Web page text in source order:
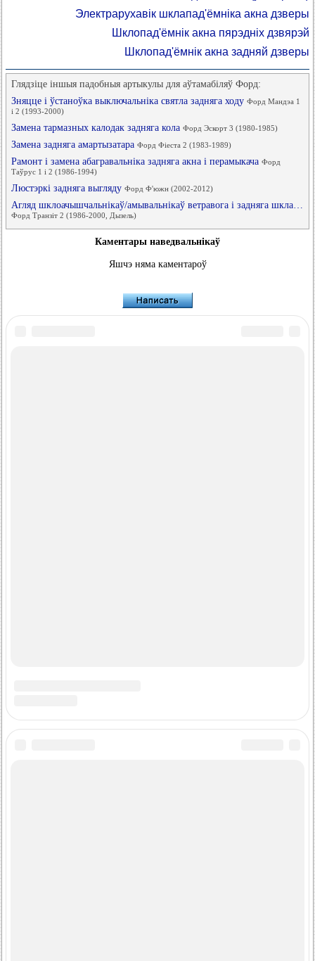
Электрарухавік шклапад'ёмніка акна дзверы
Шклопад'ёмнік акна пярэдніх дзвярэй
Шклопад'ёмнік акна задняй дзверы
Глядзіце іншыя падобныя артыкулы для аўтамабіляў Форд:
Зняцце і ўстаноўка выключальніка святла задняга ходу Форд Мандэа 1
і 2 (1993-2000)
Замена тармазных калодак задняга кола Форд Эскорт 3 (1980-1985)
Замена задняга амартызатара Форд Фіеста 2 (1983-1989)
Рамонт і замена абагравальніка задняга акна і перамыкача Форд
Таўрус 1 і 2 (1986-1994)
Люстэркі задняга выгляду Форд Ф'южн (2002-2012)
Агляд шклоачышчальнікаў/амывальнікаў ветравога і задняга шкла…
Форд Транзіт 2 (1986-2000, Дызель)
Каментары наведвальнікаў
Яшчэ няма каментароў